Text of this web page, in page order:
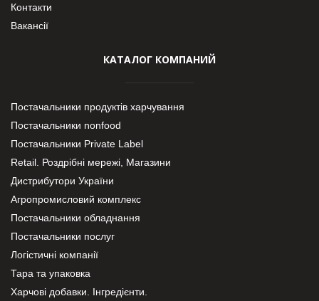
Контакти
Вакансії
КАТАЛОГ КОМПАНИЙ
Постачальники продуктів харчування
Постачальники nonfood
Постачальники Private Label
Retail. Роздрібні мережі, Магазини
Дистрибутори України
Агропромисловий комплекс
Постачальники обладнання
Постачальники послуг
Логістичні компанії
Тара та упаковка
Харчові добавки. Інгредієнти.